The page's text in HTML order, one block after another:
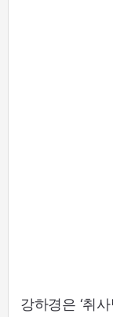
강하경은 ‘취